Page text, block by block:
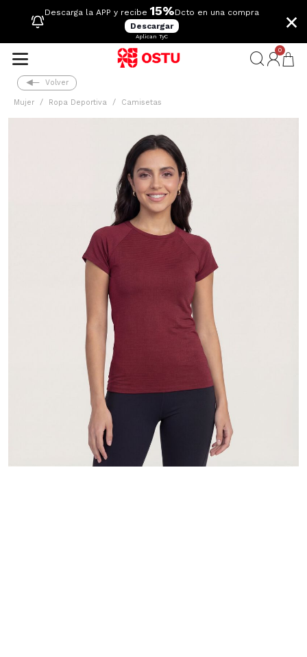
Descarga la APP y recibe 15%Dcto en una compra
Descargar
Aplican TyC
×
0
Volver
Mujer Ropa Deportiva Camisetas